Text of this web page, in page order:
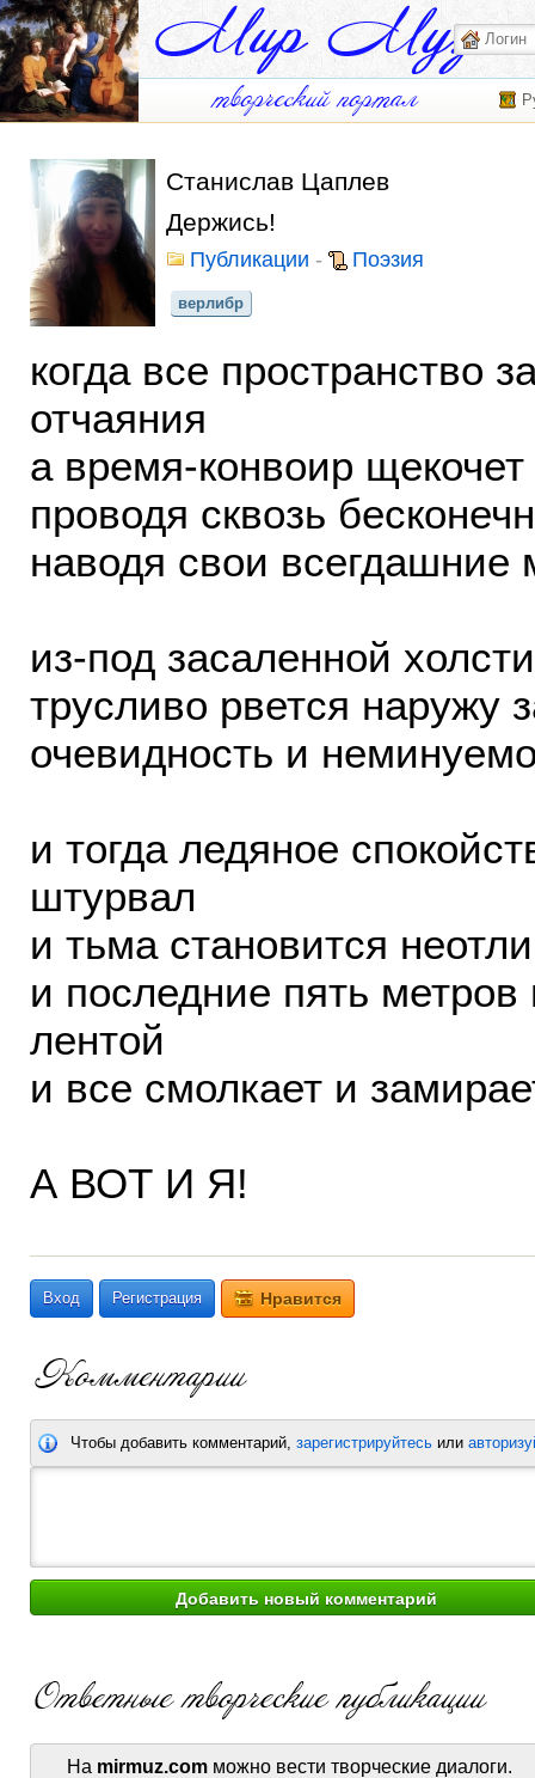
Станислав Цаплев
Держись!
Публикации - Поэзия
верлибр
когда все пространство
отчаяния
а время-конвоир
проводя сквозь
наводя свои всегдашние
из-под засаленной
трусливо рвется наружу
очевидность и
и тогда ледяное
штурвал
и тьма становится
и последние пять
лентой
и все смолкает и
А ВОТ И Я!
Вход Регистрация Нравится
Чтобы добавить комментарий, зарегистрируйтесь или
На mirmuz.com можно вести творческие диалоги.